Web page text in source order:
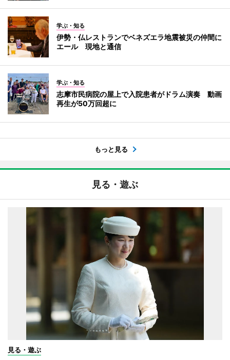
学ぶ・知る
伊勢・仏レストランでベネズエラ地震被災の仲間に
エール 現地と通信
学ぶ・知る
志摩市民病院の屋上で入院患者がドラム演奏 動画
再生が50万回超に
もっと見る
見る・遊ぶ
見る・遊ぶ